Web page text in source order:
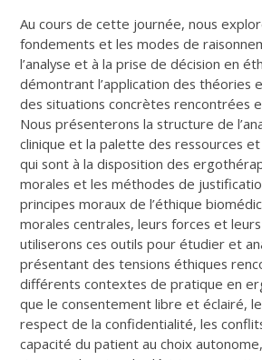
Au cours de cette journée, nous
fondements et les modes de
l’analyse et à la prise de décision en
démontrant l’application des théories
des situations concrètes rencontrées
Nous présenterons la structure de
clinique et la palette des ressources
qui sont à la disposition des
morales et les méthodes de
principes moraux de l’éthique
morales centrales, leurs forces et
utiliserons ces outils pour étudier et
présentant des tensions éthiques
différents contextes de pratique en
que le consentement libre et éclairé,
respect de la confidentialité, les
capacité du patient au choix